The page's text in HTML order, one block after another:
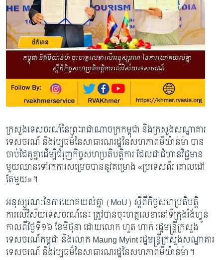
ក្រសួងទេសចរណ៍នៃព្រះរាជាណាចក្រកម្ពុជា និងក្រសួងសណ្ឋាគារ
ទេសចរណ៍ និងវប្បធម៌នៃសាធារណរដ្ឋនៃសហភាពមីយ៉ាន់ម៉ា បាន
ចាប់ដៃគូគ្នាដើម្បីជំរុញកិច្ចសហប្រតិបត្តិការ ដែលជាជំហានវិជ្ជមាន
មួយឈានទៅរកការសម្រេចបាននូវគម្រោង «ប្រទេសពីរ គោលដៅ
តែមួយ»។
អនុស្សរណៈនៃការយោគយល់គ្នា (MoU) ស្តីពីកិច្ចសហប្រតិបត្តិ
ការលើវិស័យទេសចរណ៍នេះ ត្រូវបានចុះហត្ថលេខានៅទីក្រុងរ៉ង់ហ្គូន
កាលពីថ្ងៃទី១៦ ខែមិថុនា ដោយលោក ហួត ហាក់ រដ្ឋមន្ត្រីក្រសួង
ទេសចរណ៍កម្ពុជា និងលោក Maung Myint រដ្ឋមន្ត្រីក្រសួងសណ្ឋាគារ
ទេសចរណ៍ និងវប្បធម៌នៃសាធារណរដ្ឋនៃសហភាពមីយ៉ាន់ម៉ា។